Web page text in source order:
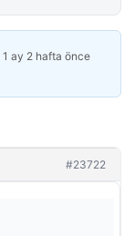
1 ay 2 hafta önce
#23722